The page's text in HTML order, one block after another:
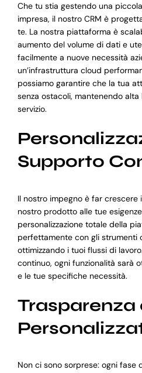
Che tu stia gestendo una
impresa, il nostro CRM è
te. La nostra piattaforma è
aumento del volume di dati e
facilmente a nuove necessità
un’infrastruttura cloud
possiamo garantire che la tua
senza ostacoli, mantenendo
servizio.
Supporto
Il nostro impegno è far
nostro prodotto alle tue
personalizzazione totale della
perfettamente con gli strumenti
ottimizzando i tuoi flussi di
continuo, ogni funzionalità sarà
e le tue specifiche necessità.
Trasparenza
Non ci sono sorprese: ogni